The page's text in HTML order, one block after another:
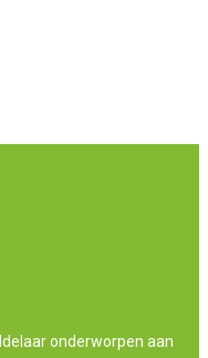
onderworpen aan